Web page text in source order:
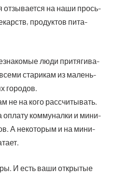
отзы­ва­ет­ся на наши прось­
про­дук­тов пита­
люди при­тя­ги­ва­
ста­ри­кам из малень­
городов.
не на кого рас­счи­ты­вать.
опла­ту ком­му­нал­ки и мини­
А неко­то­рым и на мини­
И есть ваши откры­тые